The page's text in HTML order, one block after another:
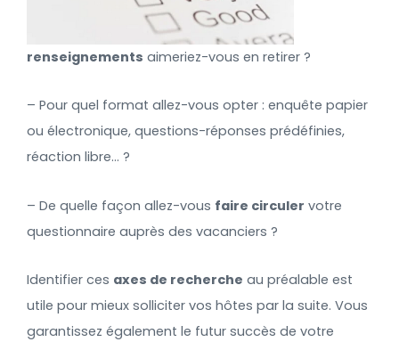
renseignements aimeriez-vous en retirer ?
– Pour quel format allez-vous opter : enquête papier
ou électronique, questions-réponses prédéfinies,
réaction libre… ?
– De quelle façon allez-vous faire circuler votre
questionnaire auprès des vacanciers ?
Identifier ces axes de recherche au préalable est
utile pour mieux solliciter vos hôtes par la suite. Vous
garantissez également le futur succès de votre